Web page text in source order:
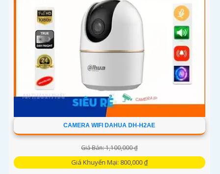
CAMERA WIFI DAHUA DH-H2AE
Giá Bán: 1,100,000 ₫
Giá Khuyến Mại: 800,000 ₫